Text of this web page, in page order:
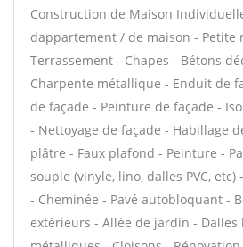
Construction de Maison
dappartement / de maison - Petite
Terrassement - Chapes - Bétons
Charpente métallique - Enduit de
de façade - Peinture de façade -
- Nettoyage de façade - Habillage
plâtre - Faux plafond - Peinture -
souple (vinyle, lino, dalles PVC,
- Cheminée - Pavé autobloquant -
extérieurs - Allée de jardin - Dalles